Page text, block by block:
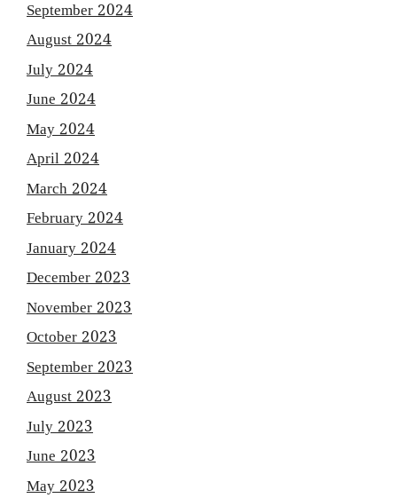
September 2024
August 2024
July 2024
June 2024
May 2024
April 2024
March 2024
February 2024
January 2024
December 2023
November 2023
October 2023
September 2023
August 2023
July 2023
June 2023
May 2023